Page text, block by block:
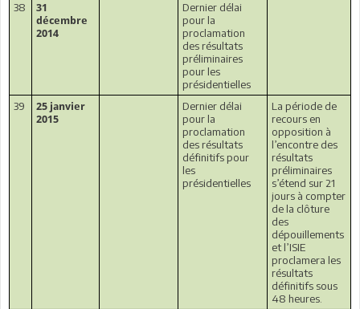
38
31
décembre
2014
Dernier délai
pour la
proclamation
des résultats
préliminaires
pour les
présidentielles
39
25 janvier
2015
Dernier délai
pour la
proclamation
des résultats
définitifs pour
les
présidentielles
La période de
recours en
opposition à
l’encontre des
résultats
préliminaires
s’étend sur 21
jours à compter
de la clôture
des
dépouillements
et l’ISIE
proclamera les
résultats
définitifs sous
48 heures.